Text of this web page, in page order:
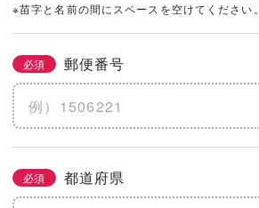
※苗字と名前の間にスペースを空けてください。
必須 郵便番号
必須 都道府県